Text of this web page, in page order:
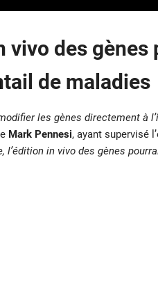
vivo des
de maladies
les gènes directement à
Mark Pennesi, ayant supervisé
l’édition in vivo des gènes